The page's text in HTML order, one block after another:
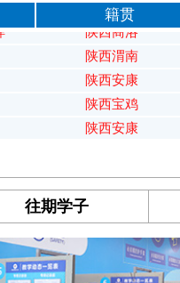
籍贯
陕西商洛
陕西渭南
陕西安康
陕西宝鸡
陕西安康
陕西榆林
陕西西安
陕西商洛
陕西渭南
陕西汉中
陕西咸阳
往期学子